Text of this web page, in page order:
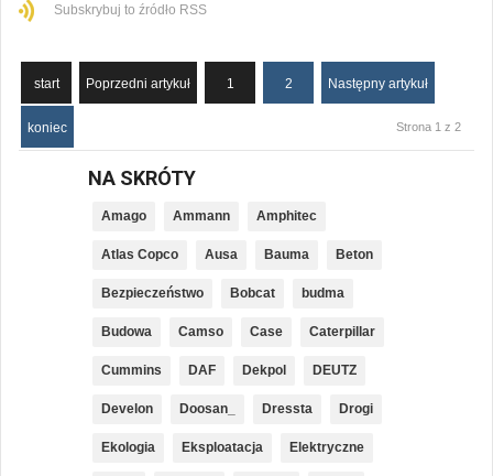
Subskrybuj to źródło RSS
start Poprzedni artykuł 1 2 Następny artykuł
koniec Strona 1 z 2
NA SKRÓTY
Amago Ammann Amphitec
Atlas Copco Ausa Bauma Beton
Bezpieczeństwo Bobcat budma
Budowa Camso Case Caterpillar
Cummins DAF Dekpol DEUTZ
Develon Doosan_ Dressta Drogi
Ekologia Eksploatacja Elektryczne